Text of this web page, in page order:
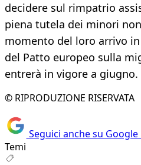
decidere sul rimpatrio
piena tutela dei minori
momento del loro arrivo
del Patto europeo sulla
entrerà in vigore a giugno.
© RIPRODUZIONE RISERVATA
Seguici anche su
Temi